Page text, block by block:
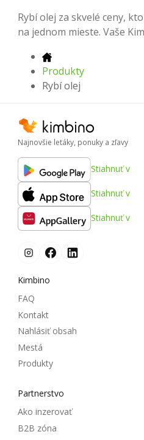
Rybí olej za skvelé ceny,
na jednom mieste. Vaše
Produkty
Rybí olej
Najnovšie letáky, ponuky a zľavy
Stiahnuť v
Stiahnuť v
Stiahnuť v
Kimbino
FAQ
Kontakt
Nahlásiť obsah
Mestá
Produkty
Partnerstvo
Ako inzerovať
B2B zóna